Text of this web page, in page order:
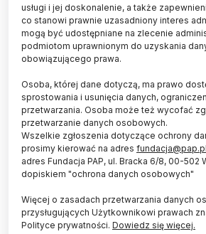
Zielonogórskiego przeprowadzają
bm. Z dotychczasowych badań wynika,
znaleziony na terenie miasta był
babeszjozą, anaplazmozą, riketsjozą, lub
patogenów. PAP/Lech Muszyński
Naukowcy i studenci z
Zielonogórskiego przeprowadzili
których wynika, że co czwarty
w mieście zaraża boreliozą.
usługi i jej doskonalenie, a także
co stanowi prawnie uzasadniony interes
mogą być udostępniane na zlecenie
podmiotom uprawnionym do uzyskania
obowiązującego prawa.
Osoba, której dane dotyczą, ma prawo
sprostowania i usunięcia danych,
przetwarzania. Osoba może też wycofać
przetwarzanie danych osobowych.
Wszelkie zgłoszenia dotyczące ochrony
prosimy kierować na adres fundacja@pap.pl
adres Fundacja PAP, ul. Bracka 6/8, 00-502
dopiskiem "ochrona danych osobowych"
Więcej o zasadach przetwarzania danych
przysługujących Użytkownikowi prawach
Polityce prywatności. Dowiedz się więcej.